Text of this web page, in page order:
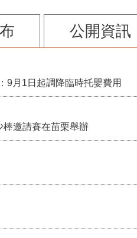
公開資訊
9月1日起調降臨時托嬰費用
邀請賽在苗栗舉辦